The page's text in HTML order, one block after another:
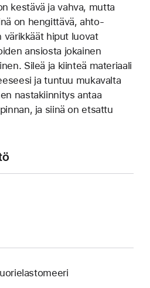
kestävä ja vahva, mutta
on hengittävä, ahto­­
hiput luovat
ansiosta jokainen
Sileä ja kiinteä materiaali
ja tuntuu mukavalta
nastakiinnitys antaa
ja siinä on etsattu